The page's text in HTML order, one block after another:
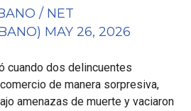
/ NET
MAY 26, 2026
cuando dos delincuentes
de manera sorpresiva,
amenazas de muerte y vaciaron